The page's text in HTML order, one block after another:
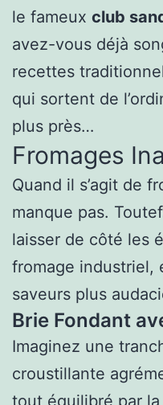
le fameux club
avez-vous déjà
recettes
qui sortent de
plus près…
Fromages
Quand il s’agit de
manque pas.
laisser de côté les
fromage industriel,
saveurs plus
Brie Fondant
Imaginez une
croustillante
tout équilibré par